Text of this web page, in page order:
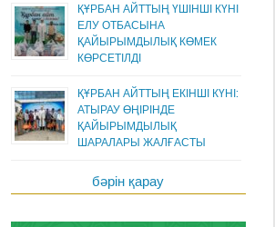
ҚҰРБАН АЙТТЫҢ ҮШІНШІ КҮНІ
ЕЛУ ОТБАСЫНА
ҚАЙЫРЫМДЫЛЫҚ КӨМЕК
КӨРСЕТІЛДІ
ҚҰРБАН АЙТТЫҢ ЕКІНШІ КҮНІ:
АТЫРАУ ӨҢІРІНДЕ
ҚАЙЫРЫМДЫЛЫҚ
ШАРАЛАРЫ ЖАЛҒАСТЫ
бәрін қарау